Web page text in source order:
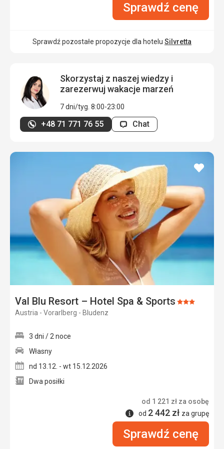
Sprawdź cenę
Sprawdź pozostałe propozycje dla hotelu Silvretta
Skorzystaj z naszej wiedzy i
zarezerwuj wakacje marzeń
7 dni/tyg. 8:00-23:00
+48 71 771 76 55 Chat
Val Blu Resort – Hotel Spa & Sports Ocena:
Austria - Vorarlberg - Bludenz
dodaj
3 dni / 2 noce
Własny
nd 13.12. - wt 15.12.2026
Dwa posiłki
od 1 221 zł za osobę
Informacje
od 2 442 zł za grupę
Sprawdź cenę